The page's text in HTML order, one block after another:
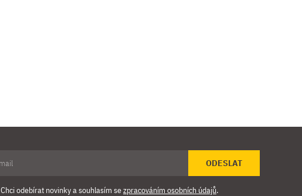
ODESLAT
Chci odebírat novinky a souhlasím sezpracováním osobních údajů.